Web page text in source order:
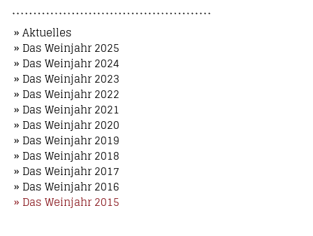
» Aktuelles
» Das Weinjahr 2025
» Das Weinjahr 2024
» Das Weinjahr 2023
» Das Weinjahr 2022
» Das Weinjahr 2021
» Das Weinjahr 2020
» Das Weinjahr 2019
» Das Weinjahr 2018
» Das Weinjahr 2017
» Das Weinjahr 2016
» Das Weinjahr 2015